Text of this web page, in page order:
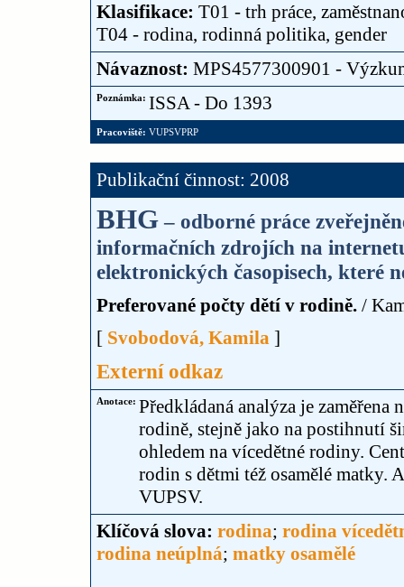
Klasifikace: T01 - trh práce,
T04 - rodina, rodinná politika, gender
Návaznost: MPS4577300901 -
Poznámka: ISSA - Do 1393
Pracoviště: VUPSVPRP
Publikační činnost: 2008
BHG– odborné práce
informačních zdrojích na
elektronických časopisech, které
Preferované počty dětí v rodině. /
[ Svobodová, Kamila ]
Externí odkaz
Anotace: Předkládaná analýza je
rodině, stejně jako na postihnutí
ohledem na vícedětné rodiny.
rodin s dětmi též osamělé matky.
VUPSV.
Klíčová slova: rodina; rodina
rodina neúplná; matky osamělé